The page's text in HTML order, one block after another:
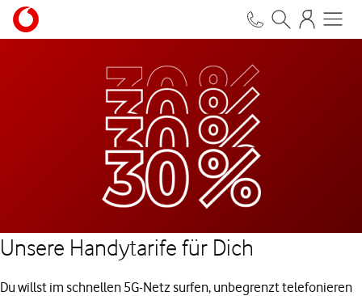
Unsere Handytarife für Dich
Du willst im schnellen 5G-Netz surfen, unbegrenzt telefonieren